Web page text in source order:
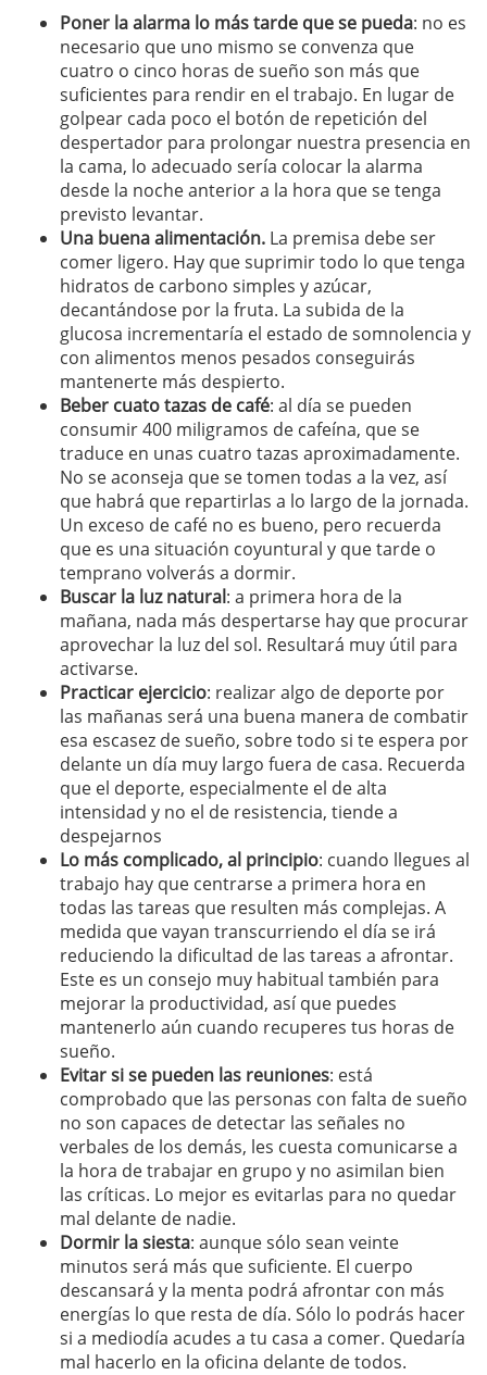
Poner la alarma lo más tarde que se pueda: no es
necesario que uno mismo se convenza que
cuatro o cinco horas de sueño son más que
suficientes para rendir en el trabajo. En lugar de
golpear cada poco el botón de repetición del
despertador para prolongar nuestra presencia en
la cama, lo adecuado sería colocar la alarma
desde la noche anterior a la hora que se tenga
previsto levantar.
Una buena alimentación. La premisa debe ser
comer ligero. Hay que suprimir todo lo que tenga
hidratos de carbono simples y azúcar,
decantándose por la fruta. La subida de la
glucosa incrementaría el estado de somnolencia y
con alimentos menos pesados conseguirás
mantenerte más despierto.
Beber cuato tazas de café: al día se pueden
consumir 400 miligramos de cafeína, que se
traduce en unas cuatro tazas aproximadamente.
No se aconseja que se tomen todas a la vez, así
que habrá que repartirlas a lo largo de la jornada.
Un exceso de café no es bueno, pero recuerda
que es una situación coyuntural y que tarde o
temprano volverás a dormir.
Buscar la luz natural: a primera hora de la
mañana, nada más despertarse hay que procurar
aprovechar la luz del sol. Resultará muy útil para
activarse.
Practicar ejercicio: realizar algo de deporte por
las mañanas será una buena manera de combatir
esa escasez de sueño, sobre todo si te espera por
delante un día muy largo fuera de casa. Recuerda
que el deporte, especialmente el de alta
intensidad y no el de resistencia, tiende a
despejarnos
Lo más complicado, al principio: cuando llegues al
trabajo hay que centrarse a primera hora en
todas las tareas que resulten más complejas. A
medida que vayan transcurriendo el día se irá
reduciendo la dificultad de las tareas a afrontar.
Este es un consejo muy habitual también para
mejorar la productividad, así que puedes
mantenerlo aún cuando recuperes tus horas de
sueño.
Evitar si se pueden las reuniones: está
comprobado que las personas con falta de sueño
no son capaces de detectar las señales no
verbales de los demás, les cuesta comunicarse a
la hora de trabajar en grupo y no asimilan bien
las críticas. Lo mejor es evitarlas para no quedar
mal delante de nadie.
Dormir la siesta: aunque sólo sean veinte
minutos será más que suficiente. El cuerpo
descansará y la menta podrá afrontar con más
energías lo que resta de día. Sólo lo podrás hacer
si a mediodía acudes a tu casa a comer. Quedaría
mal hacerlo en la oficina delante de todos.